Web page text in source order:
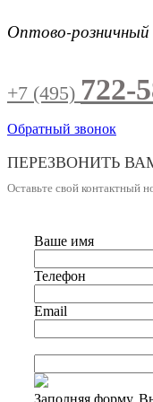
Оптово-
+7 (495) 722-
Обратный звонок
ПЕРЕЗВОНИТЬ
Оставьте свой контактный
Ваше имя
Телефон
Email
Заполняя форму,